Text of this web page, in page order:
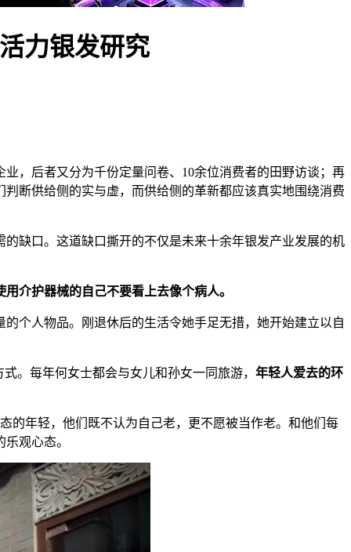
力银发研究
，后者又分为千份定量问卷、10余位消费者的田野访谈；再
断供给侧的实与虚，而供给侧的革新都应该真实地围绕消费
缺口。这道缺口撕开的不仅是未来十余年银发产业发展的机
用介护器械的自己不要看上去像个病人。
个人物品。刚退休后的生活令她手足无措，她开始建立以自
。每年何女士都会与女儿和孙女一同旅游， 年轻人爱去的环
的年轻，他们既不认为自己老，更不愿被当作老。和他们每
观心态。